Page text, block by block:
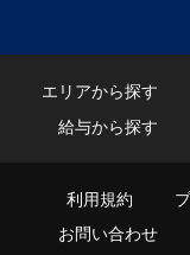
エリアから探す
給与から探す
利用規約
お問い合わせ